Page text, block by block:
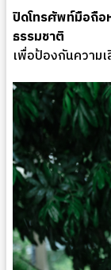
ปิดโทรศัพท์มือถือ
ธรรมชาติ
เพื่อป้องกันความ